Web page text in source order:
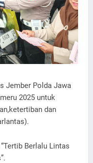
Jember Polda Jawa
2025 untuk
dan
Berlalu Lintas